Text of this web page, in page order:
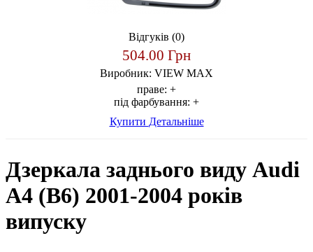
Відгуків (0)
504.00 Грн
Виробник: VIEW MAX
праве: +
під фарбування: +
Купити Детальніше
Дзеркала заднього виду Audi
A4 (B6) 2001-2004 років
випуску